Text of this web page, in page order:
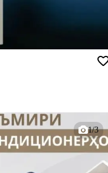
1/3